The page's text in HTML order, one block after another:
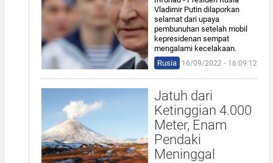
Vladimir Putin dilaporkan
selamat dari upaya
pembunuhan setelah mobil
kepresidenan sempat
mengalami kecelakaan.
Rusia
16/09/2022 ⋅ 16:09:12
Jatuh dari
Ketinggian 4.000
Meter, Enam
Pendaki
Meninggal